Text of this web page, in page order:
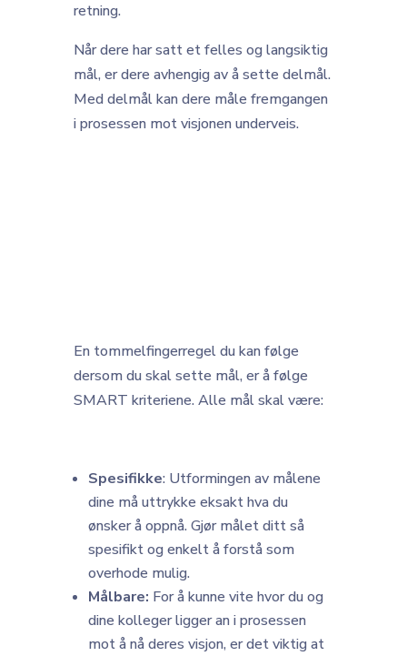
retning.
Når dere har satt et felles og langsiktig
mål, er dere avhengig av å sette delmål.
Med delmål kan dere måle fremgangen
i prosessen mot visjonen underveis.
En tommelfingerregel du kan følge
dersom du skal sette mål, er å følge
SMART kriteriene. Alle mål skal være:
Spesifikke: Utformingen av målene
dine må uttrykke eksakt hva du
ønsker å oppnå. Gjør målet ditt så
spesifikt og enkelt å forstå som
overhode mulig.
Målbare: For å kunne vite hvor du og
dine kolleger ligger an i prosessen
mot å nå deres visjon, er det viktig at